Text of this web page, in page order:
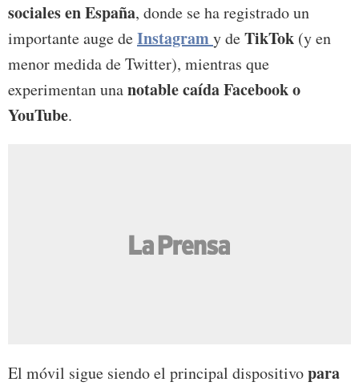
sociales en España, donde se ha registrado un
importante auge deInstagramy deTikTok (y en
menor medida de Twitter), mientras que
experimentan unanotable caída Facebook o
YouTube.
El móvil sigue siendo el principal dispositivopara